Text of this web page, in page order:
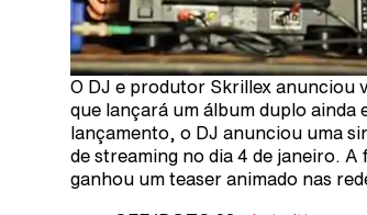
O DJ e produtor Skrillex anunciou
que lançará um álbum duplo ainda
lançamento, o DJ anunciou uma
de streaming no dia 4 de janeiro. A
ganhou um teaser animado nas